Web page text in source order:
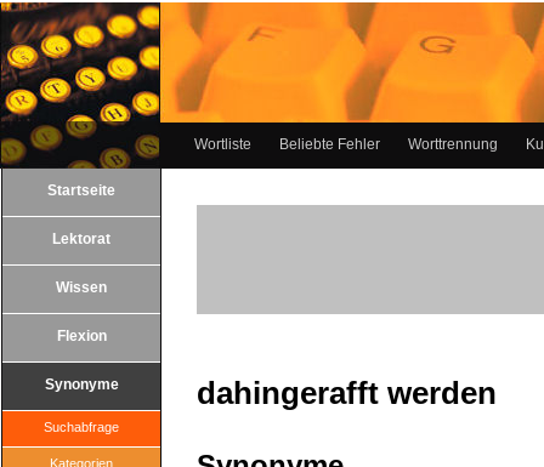
Wortliste Beliebte Fehler Worttrennung
Startseite
Lektorat
Wissen
Flexion
Synonyme
Suchabfrage
Kategorien
dahingerafft werden